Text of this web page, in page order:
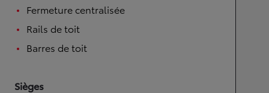
Fermeture centralisée
Rails de toit
Barres de toit
Sièges